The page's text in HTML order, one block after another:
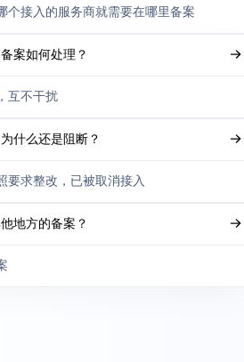
个接入的服务商就需要在哪里备案
案如何处理？
互不干扰
什么还是阻断？
要求整改，已被取消接入
地方的备案？